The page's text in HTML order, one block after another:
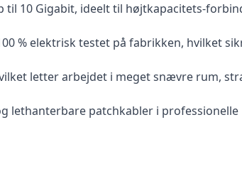
til 10 Gigabit, ideelt til højtkapacitets-
% elektrisk testet på fabrikken, hvilket
letter arbejdet i meget snævre rum,
lethanterbare patchkabler i professionelle